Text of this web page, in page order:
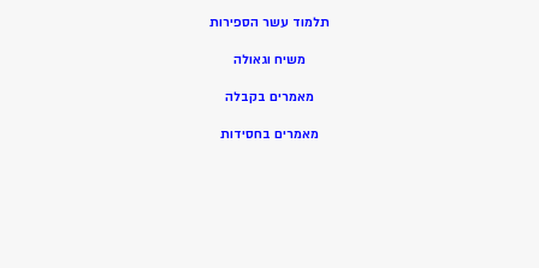
תלמוד עשר הספירות
משיח וגאולה
מאמרים בקבלה
מאמרים בחסידות